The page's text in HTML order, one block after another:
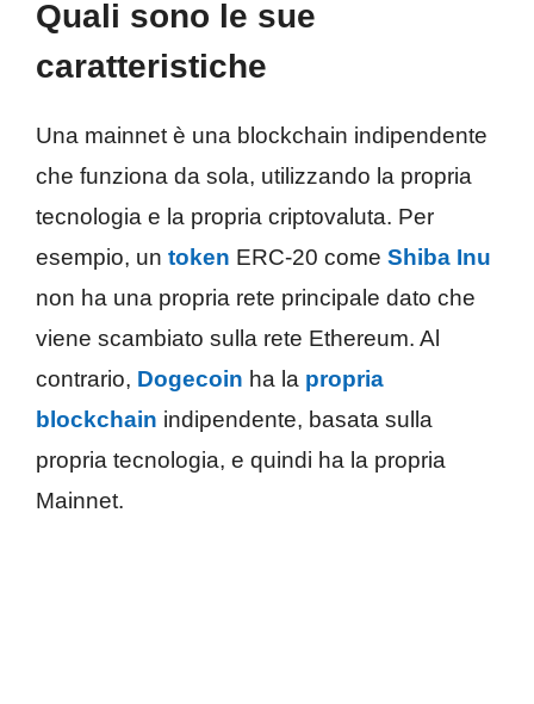
Quali sono le sue
caratteristiche
Una mainnet è una blockchain indipendente
che funziona da sola, utilizzando la propria
tecnologia e la propria criptovaluta. Per
esempio, un token ERC-20 come Shiba Inu
non ha una propria rete principale dato che
viene scambiato sulla rete Ethereum. Al
contrario, Dogecoin ha la propria
blockchain indipendente, basata sulla
propria tecnologia, e quindi ha la propria
Mainnet.